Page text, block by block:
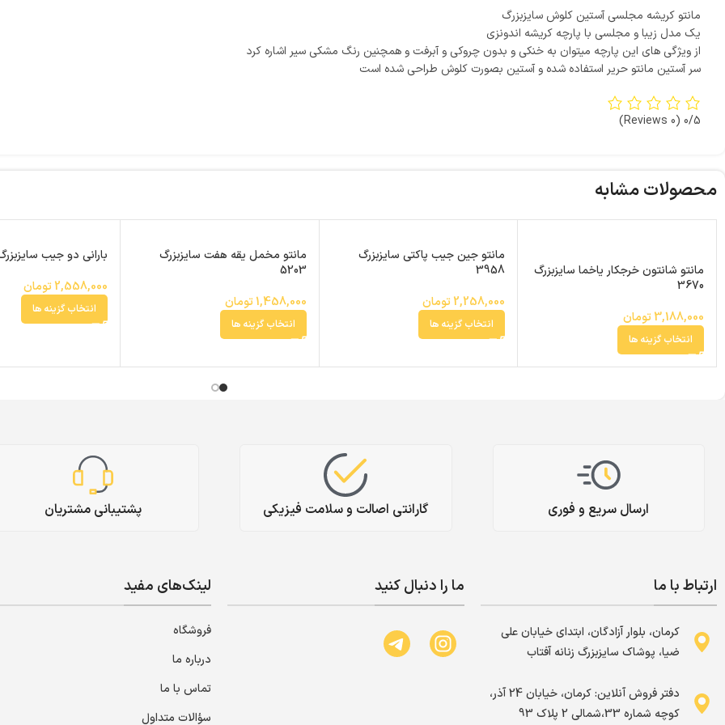
مانتو کریشه مجلسی آستین کلوش سایزبزرگ
یک مدل زیبا و مجلسی با پارچه کریشه اندونزی
از ویژگی های این پارچه میتوان به خنکی و بدون چروکی و آبرفت و همچنین رنگ مشکی سیر اشاره کرد
سر آستین مانتو حریر استفاده شده و آستین بصورت کلوش طراحی شده است
0/5
(0 Reviews)
محصولات مشابه
مانتو شانتون خرجکار یاخما سایزبزرگ
3670
3,188,000تومان
انتخاب گزینه ها
مانتو جین جیب پاکتی سایزبزرگ
3958
2,258,000تومان
انتخاب گزینه ها
مانتو مخمل یقه هفت سایزبزرگ
5203
1,458,000تومان
انتخاب گزینه ها
بارانی دو جیب سایزبزرگ
2,558,000تومان
انتخاب گزینه ها
ارسال سریع و فوری گارانتی اصالت و سلامت فیزیکی پشتیبانی مشتریان
ارتباط با ما
کرمان، بلوار آزادگان، ابتدای خیابان علی
ضیا، پوشاک سایزبزرگ زنانه آفتاب
دفتر فروش آنلاین: کرمان، خیابان 24 آذر،
کوچه شماره 33،شمالی 2 پلاک 93
ما را دنبال کنید لینک‌های مفید
فروشگاه
درباره ما
تماس با ما
سؤالات متداول